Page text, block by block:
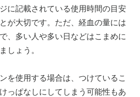
に記載されている使用時間の目安
が大切です。ただ、経血の量には
、多い人や多い日などはこまめに
しょう。
を使用する場合は、つけているこ
っぱなしにしてしまう可能性もあ